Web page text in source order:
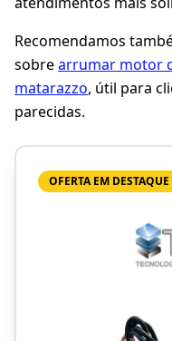
Recomendamos
sobrearrumar motor
matarazzo, útil para
parecidas.
OFERTA EM